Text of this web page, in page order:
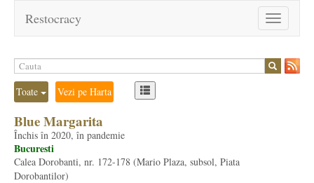
Toggle
navigation
Restocracy
Toate Vezi pe Harta
Blue Margarita
Închis în 2020, în pandemie
Bucuresti
Calea Dorobanti, nr. 172-178 (Mario Plaza, subsol, Piata
Dorobantilor)